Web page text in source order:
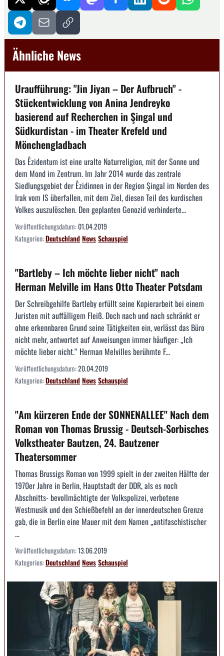
Ähnliche News
Uraufführung: "Jin Jiyan – Der Aufbruch" -
Stückentwicklung von Anina Jendreyko
basierend auf Recherchen in Şingal und
Südkurdistan - im Theater Krefeld und
Mönchengladbach
Das Êzidentum ist eine uralte Naturreligion, mit der Sonne und
dem Mond im Zentrum. Im Jahr 2014 wurde das zentrale
Siedlungsgebiet der Êzidinnen in der Region Şingal im Norden des
Irak vom IS überfallen, mit dem Ziel, diesen Teil des kurdischen
Volkes auszulöschen. Den geplanten Genozid verhinderte...
Veröffentlichungsdatum:01.04.2019
Kategorien:DeutschlandNewsSchauspiel
"Bartleby – Ich möchte lieber nicht" nach
Herman Melville im Hans Otto Theater Potsdam
Der Schreibgehilfe Bartleby erfüllt seine Kopierarbeit bei einem
Juristen mit auffälligem Fleiß. Doch nach und nach schränkt er
ohne erkennbaren Grund seine Tätigkeiten ein, verlässt das Büro
nicht mehr, antwortet auf Anweisungen immer häufiger: „Ich
möchte lieber nicht.“ Herman Melvilles berühmte F...
Veröffentlichungsdatum:20.04.2019
Kategorien:DeutschlandNewsSchauspiel
"Am kürzeren Ende der SONNENALLEE" Nach dem
Roman von Thomas Brussig - Deutsch-Sorbisches
Volkstheater Bautzen, 24. Bautzener
Theatersommer
Thomas Brussigs Roman von 1999 spielt in der zweiten Hälfte der
1970er Jahre in Berlin, Hauptstadt der DDR, als es noch
Abschnitts- bevollmächtigte der Volkspolizei, verbotene
Westmusik und den Schießbefehl an der innerdeutschen Grenze
gab, die in Berlin eine Mauer mit dem Namen „antifaschistischer
...
Veröffentlichungsdatum:13.06.2019
Kategorien:DeutschlandNewsSchauspiel